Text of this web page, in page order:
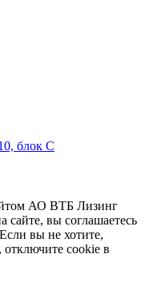
блок С
АО ВТБ Лизинг
сайте, вы соглашаетесь
Если вы не хотите,
cookie в